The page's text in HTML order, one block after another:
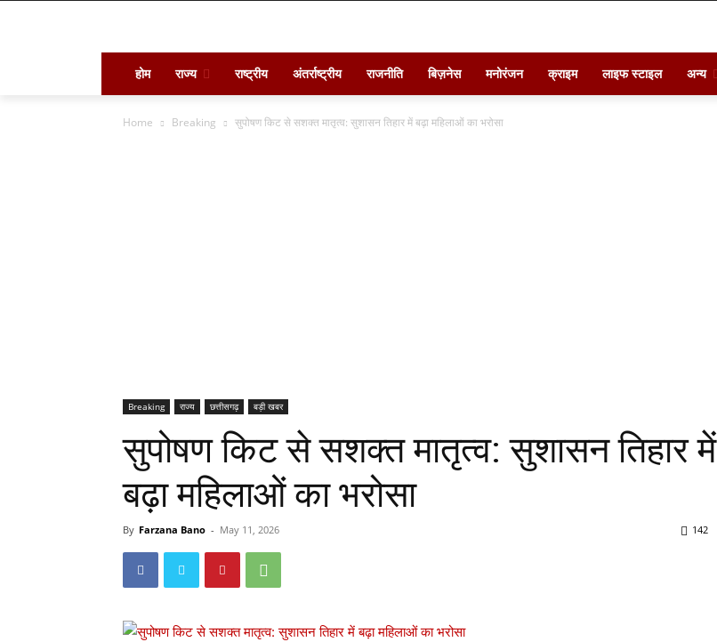
होम राज्य राष्ट्रीय अंतर्राष्ट्रीय राजनीति बिज़नेस मनोरंजन क्राइम लाइफ स्टाइल अन्य
Home Breaking सुपोषण किट से सशक्त मातृत्व: सुशासन तिहार में बढ़ा महिलाओं का भरोसा
Breaking राज्य छत्तीसगढ़ बड़ी खबर
सुपोषण किट से सशक्त मातृत्व: सुशासन तिहार में
बढ़ा महिलाओं का भरोसा
By Farzana Bano - May 11, 2026 142